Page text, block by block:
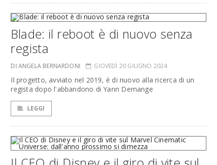
Blade: il reboot è di nuovo senza
regista
DI ANGELA BERNARDONI GIOVEDÌ 20 GIUGNO 2024
Il progetto, avviato nel 2019, è di nuovo alla ricerca di un
regista dopo l'abbandono di Yann Demange
LEGGI